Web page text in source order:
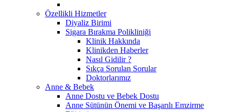
Özellikli Hizmetler
Diyaliz Birimi
Sigara Bırakma Polikliniği
Klinik Hakkında
Klinikden Haberler
Nasıl Gidilir ?
Sıkça Sorulan Sorular
Doktorlarımız
Anne & Bebek
Anne Dostu ve Bebek Dostu
Anne Sütünün Önemi ve Başarılı Emzirme